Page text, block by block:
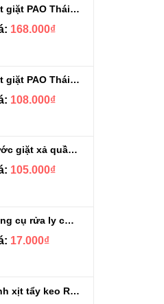
Bột giặt PAO Thái Lan túi 5kg
168.000₫
Bột giặt PAO Thái Lan túi 2.7kg
108.000₫
Nước giặt xả quần áo Hygiene 1.8L
105.000₫
Dụng cụ rửa ly cốc gắn bồn đa năng 2in1
17.000₫
Bình xịt tẩy keo Remove of Sickers xanh lá 450ml